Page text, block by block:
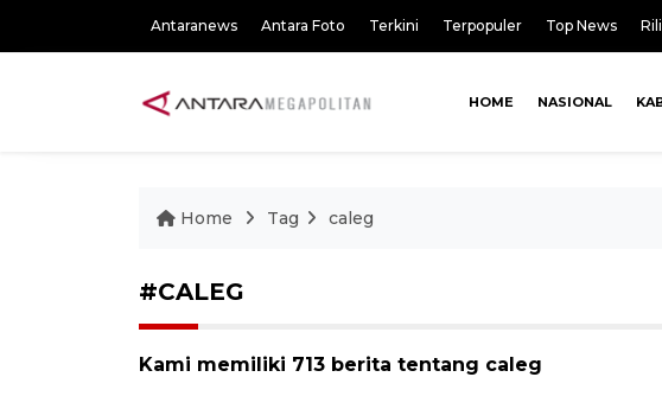
Antaranews Antara Foto Terkini Terpopuler Top News
HOME NASIONAL
Home Tag caleg
#CALEG
Kami memiliki 713 berita tentang caleg